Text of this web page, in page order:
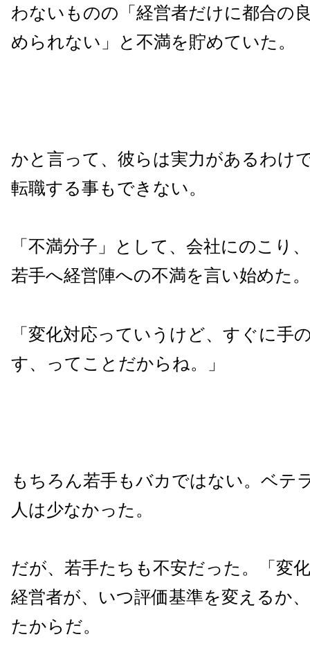
わないものの「経営者だけに都合の
められない」と不満を貯めていた。
かと言って、彼らは実力があるわけ
転職する事もできない。
「不満分子」として、会社にのこり
若手へ経営陣への不満を言い始めた。
「変化対応っていうけど、すぐに手
す、ってことだからね。」
もちろん若手もバカではない。ベテ
人は少なかった。
だが、若手たちも不安だった。「変
経営者が、いつ評価基準を変えるか
たからだ。